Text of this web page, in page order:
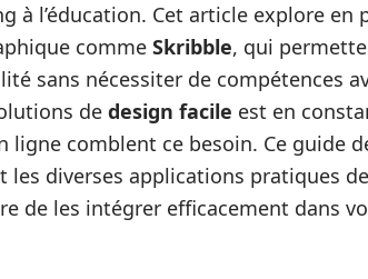
à l’éducation. Cet article explore en
comme Skribble, qui
sans nécessiter de compétences
de design facile est en
comblent ce besoin. Ce guide
les diverses applications pratiques
de les intégrer efficacement dans